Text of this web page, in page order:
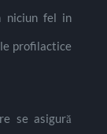
niciun fel in
profilactice
se asigură